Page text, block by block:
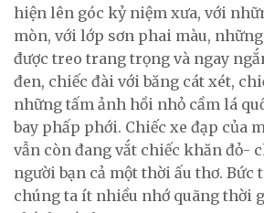
hiện lên góc kỷ niệm xưa, với
mòn, với lớp sơn phai màu,
được treo trang trọng và ngay
đen, chiếc đài với băng cát xét,
những tấm ảnh hồi nhỏ cầm lá
bay phấp phới. Chiếc xe đạp của
vẫn còn đang vắt chiếc khăn đỏ-
người bạn cả một thời ấu thơ.
chúng ta ít nhiều nhớ quãng thời